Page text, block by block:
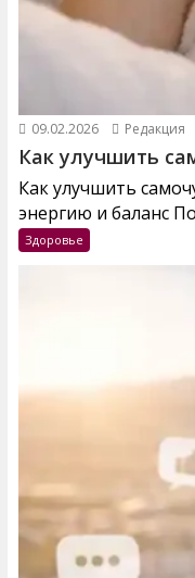
09.02.2026 Редакция
Как улучшить
Как улучшить
энергию и баланс
Здоровье